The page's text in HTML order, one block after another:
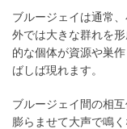
ブルージェイは通常
外では大きな群れを
的な個体が資源や巣
ばしば現れます。
ブルージェイ間の相
膨らませて大声で鳴